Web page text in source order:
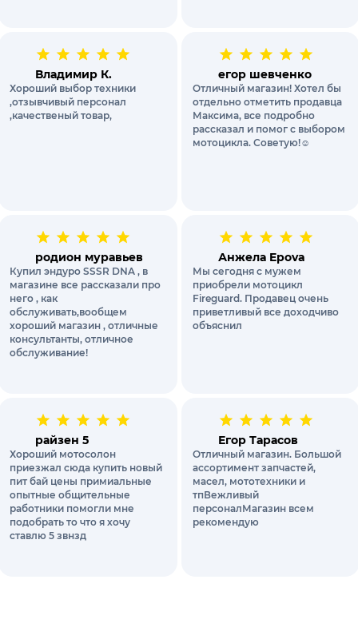
Владимир К.
Хороший выбор техники
,отзывчивый персонал
,качественый товар,
егор шевченко
Отличный магазин! Хотел бы
отдельно отметить продавца
Максима, все подробно
рассказал и помог с выбором
мотоцикла. Советую!☺️
родион муравьев
Купил эндуро SSSR DNA , в
магазине все рассказали про
него , как
обслуживать,вообщем
хороший магазин , отличные
консультанты, отличное
обслуживание!
Анжела Epova
Мы сегодня с мужем
приобрели мотоцикл
Fireguard. Продавец очень
приветливый все доходчиво
объяснил
райзен 5
Хороший мотосолон
приезжал сюда купить новый
пит бай цены примиальные
опытные общительные
работники помогли мне
подобрать то что я хочу
ставлю 5 звнзд
Егор Тарасов
Отличный магазин. Большой
ассортимент запчастей,
масел, мототехники и
тпВежливый
персоналМагазин всем
рекомендую